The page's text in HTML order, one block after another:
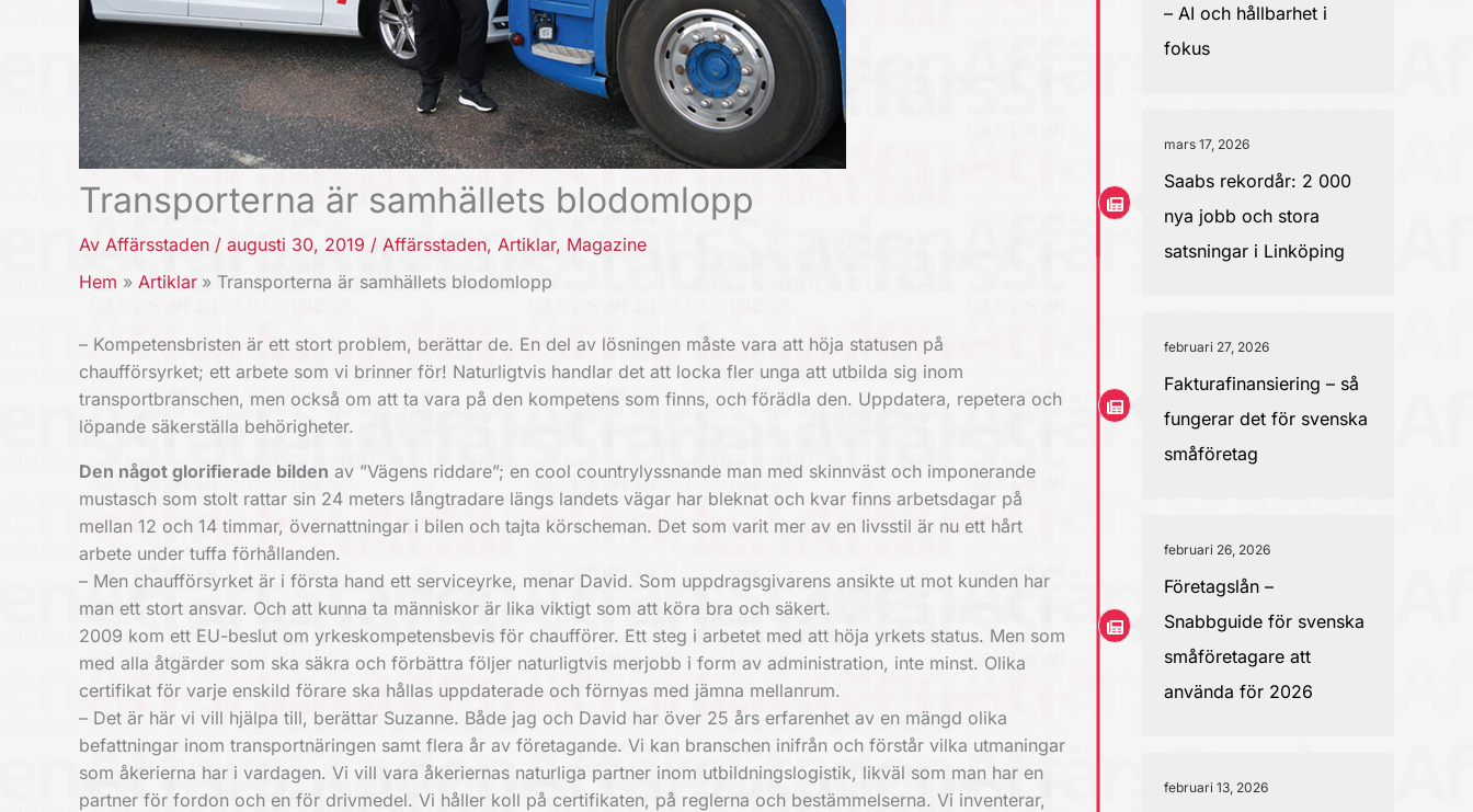
Transporterna är samhällets blodomlopp
Av Affärsstaden / augusti 30, 2019 / Affärsstaden, Artiklar, Magazine
Hem
Artiklar Transporterna är samhällets blodomlopp
– Kompetensbristen är ett stort problem, berättar de. En del av lösningen måste vara att höja statusen på
chaufförsyrket; ett arbete som vi brinner för! Naturligtvis handlar det att locka fler unga att utbilda sig inom
transportbranschen, men också om att ta vara på den kompetens som finns, och förädla den. Uppdatera, repetera och
löpande säkerställa behörigheter.
Den något glorifierade bilden av ”Vägens riddare”; en cool countrylyssnande man med skinnväst och imponerande
mustasch som stolt rattar sin 24 meters långtradare längs landets vägar har bleknat och kvar finns arbetsdagar på
mellan 12 och 14 timmar, övernattningar i bilen och tajta körscheman. Det som varit mer av en livsstil är nu ett hårt
arbete under tuffa förhållanden.
– Men chaufförsyrket är i första hand ett serviceyrke, menar David. Som uppdragsgivarens ansikte ut mot kunden har
man ett stort ansvar. Och att kunna ta människor är lika viktigt som att köra bra och säkert.
2009 kom ett EU-beslut om yrkeskompetensbevis för chaufförer. Ett steg i arbetet med att höja yrkets status. Men som
med alla åtgärder som ska säkra och förbättra följer naturligtvis merjobb i form av administration, inte minst. Olika
certifikat för varje enskild förare ska hållas uppdaterade och förnyas med jämna mellanrum.
– Det är här vi vill hjälpa till, berättar Suzanne. Både jag och David har över 25 års erfarenhet av en mängd olika
befattningar inom transportnäringen samt flera år av företagande. Vi kan branschen inifrån och förstår vilka utmaningar
som åkerierna har i vardagen. Vi vill vara åkeriernas naturliga partner inom utbildningslogistik, likväl som man har en
partner för fordon och en för drivmedel. Vi håller koll på certifikaten, på reglerna och bestämmelserna. Vi inventerar,
– AI och hållbarhet i
fokus
mars 17, 2026
Saabs rekordår: 2 000
nya jobb och stora
satsningar i Linköping
februari 27, 2026
Fakturafinansiering – så
fungerar det för svenska
småföretag
februari 26, 2026
Företagslån –
Snabbguide för svenska
småföretagare att
använda för 2026
februari 13, 2026